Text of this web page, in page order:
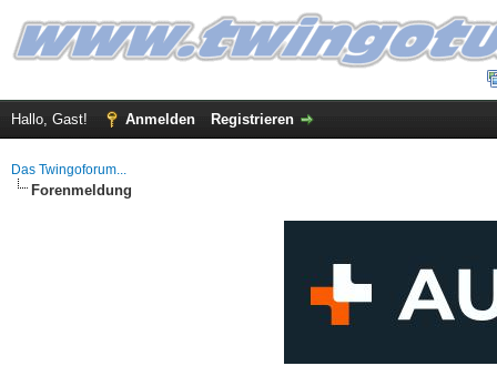
Hallo, Gast! Anmelden Registrieren
Das Twingoforum...
Forenmeldung